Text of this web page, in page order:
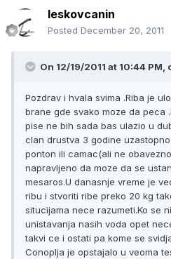
leskovcanin
Posted December 20, 2011
On 12/19/2011 at 10:44
Pozdrav i hvala svima .Riba je
brane gde svako moze da peca
pise ne bih sada bas ulazio u
clan drustva 3 godine
ponton ili camac(ali ne
napravljeno da moze da se
mesaros.U danasnje vreme je
ribu i stvoriti ribe preko 20 kg
situcijama nece razumeti.Ko se
unistavanja nasih voda opet
takvi ce i ostati pa kome se
Conoplja je opstajalo u veoma